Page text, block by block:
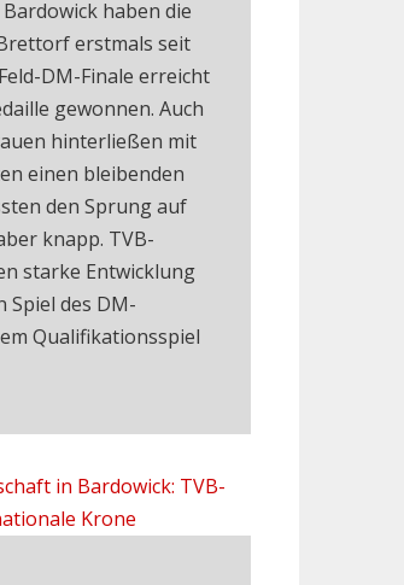
haben die
erstmals seit
DM-Finale erreicht
gewonnen. Auch
hinterließen mit
einen bleibenden
den Sprung auf
knapp. TVB-
starke Entwicklung
Spiel des DM-
Qualifikationsspiel